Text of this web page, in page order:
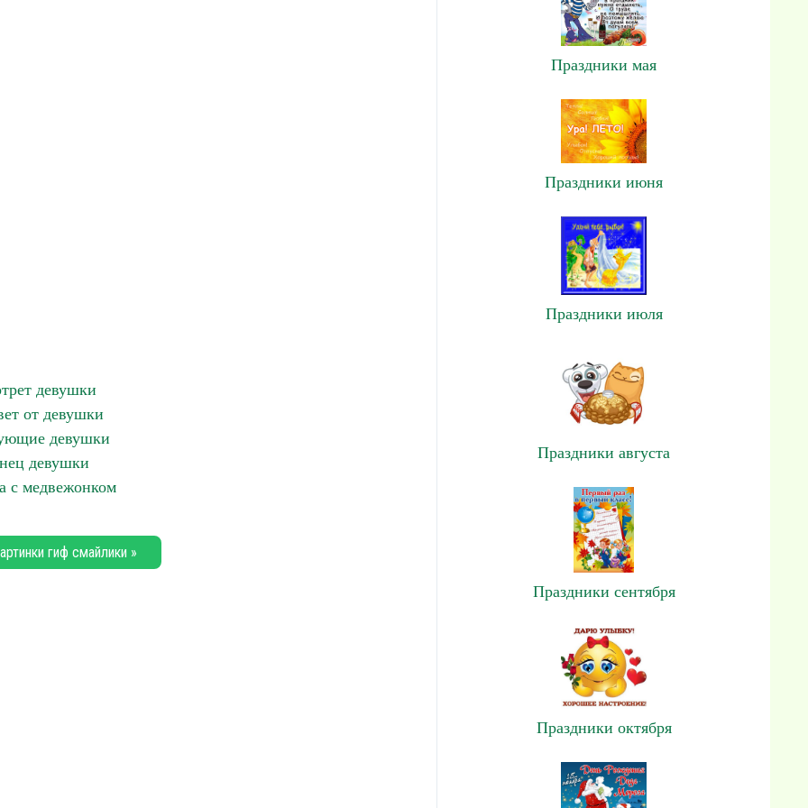
девушки
от девушки
девушки
девушки
медвежонком
гиф смайлики »
Праздники мая
Праздники июня
Праздники июля
Праздники августа
Праздники сентября
Праздники октября